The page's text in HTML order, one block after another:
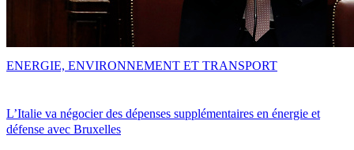
L’Italie va négocier des dépenses supplémentaires en énergie et
défense avec Bruxelles
ENERGIE, ENVIRONNEMENT ET TRANSPORT